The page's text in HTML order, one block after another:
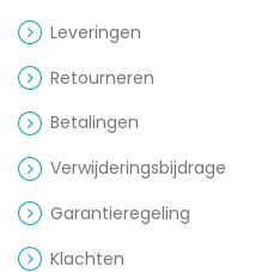
Leveringen
Retourneren
Betalingen
Verwijderingsbijdrage
Garantieregeling
Klachten